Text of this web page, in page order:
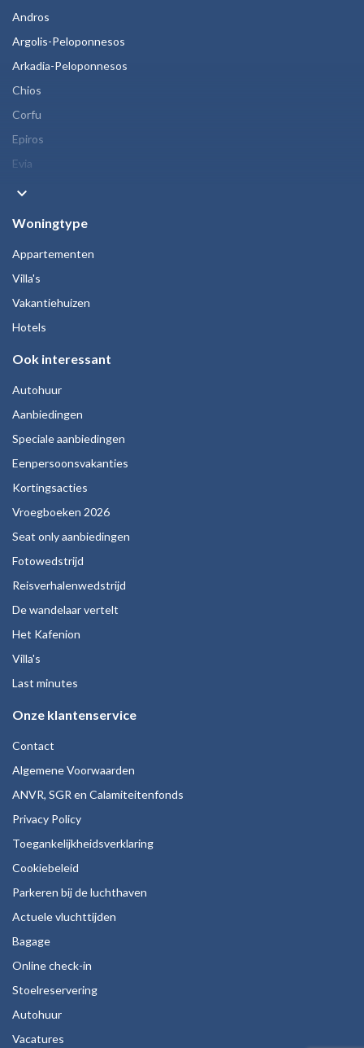
Andros
Argolis-Peloponnesos
Arkadia-Peloponnesos
Chios
Corfu
Epiros
Evia
keyboard_arrow_down
Woningtype
Appartementen
Villa's
Vakantiehuizen
Hotels
Ook interessant
Autohuur
Aanbiedingen
Speciale aanbiedingen
Eenpersoonsvakanties
Kortingsacties
Vroegboeken 2026
Seat only aanbiedingen
Fotowedstrijd
Reisverhalenwedstrijd
De wandelaar vertelt
Het Kafenion
Villa's
Last minutes
Onze klantenservice
Contact
Algemene Voorwaarden
ANVR, SGR en Calamiteitenfonds
Privacy Policy
Toegankelijkheidsverklaring
Cookiebeleid
Parkeren bij de luchthaven
Actuele vluchttijden
Bagage
Online check-in
Stoelreservering
Autohuur
Vacatures